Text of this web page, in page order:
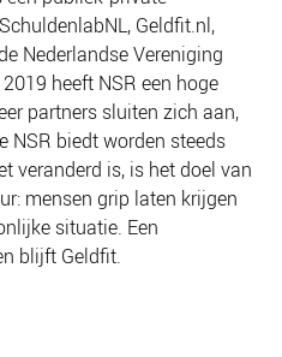
Geldfit.nl,
Nederlandse Vereniging
heeft NSR een hoge
partners sluiten zich aan,
NSR biedt worden steeds
veranderd is, is het doel van
mensen grip laten krijgen
situatie. Een
blijft Geldfit.